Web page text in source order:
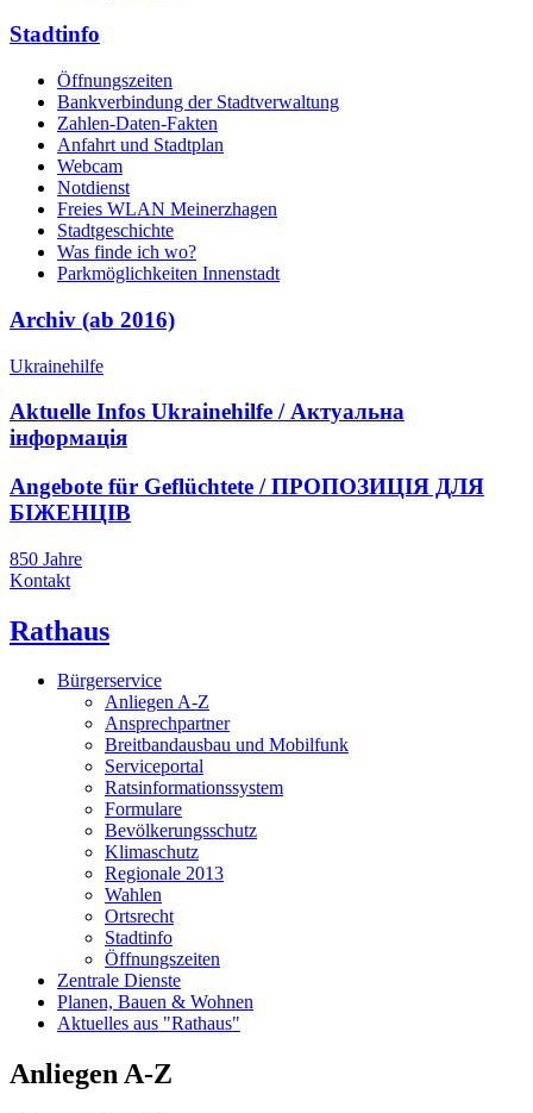
Stadtinfo
Öffnungszeiten
Bankverbindung der Stadtverwaltung
Zahlen-Daten-Fakten
Anfahrt und Stadtplan
Webcam
Notdienst
Freies WLAN Meinerzhagen
Stadtgeschichte
Was finde ich wo?
Parkmöglichkeiten Innenstadt
Archiv (ab 2016)
Ukrainehilfe
Aktuelle Infos Ukrainehilfe / Актуальна
інформація
Angebote für Geflüchtete / ПРОПОЗИЦІЯ ДЛЯ
БІЖЕНЦІВ
850 Jahre
Kontakt
Rathaus
Bürgerservice
Anliegen A-Z
Ansprechpartner
Breitbandausbau und Mobilfunk
Serviceportal
Ratsinformationssystem
Formulare
Bevölkerungsschutz
Klimaschutz
Regionale 2013
Wahlen
Ortsrecht
Stadtinfo
Öffnungszeiten
Zentrale Dienste
Planen, Bauen & Wohnen
Aktuelles aus "Rathaus"
Anliegen A-Z